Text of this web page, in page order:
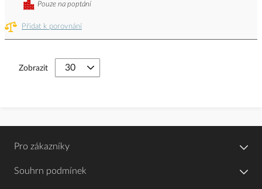
Přidat k porovnání
Pouze na poptání
Zobrazit
Pro zákazníky
Souhrn podmínek